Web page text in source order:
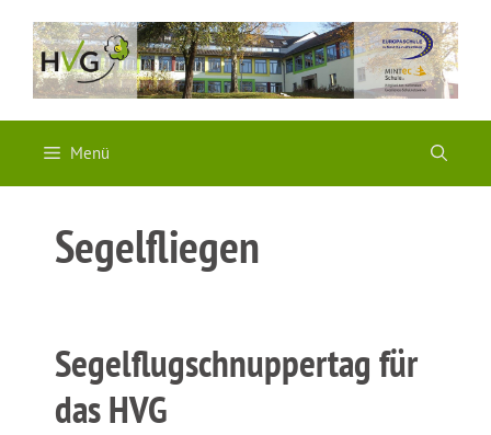
Inhalt
springen
Menü
Segelfliegen
Segelflugschnuppertag für
das HVG